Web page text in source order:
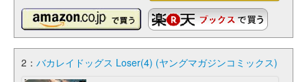
2： バカレイドッグス Loser(4) (ヤングマガジンコミックス)